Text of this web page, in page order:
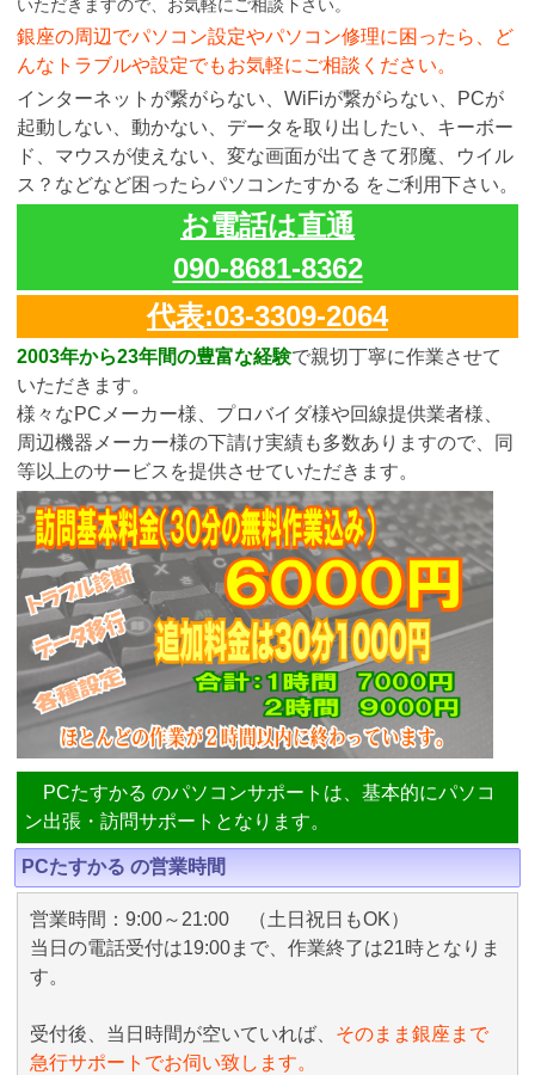
いただきますので、お気軽にご相談下さい。
銀座の周辺でパソコン設定やパソコン修理に困ったら、ど
んなトラブルや設定でもお気軽にご相談ください。
インターネットが繋がらない、WiFiが繋がらない、PCが
起動しない、動かない、データを取り出したい、キーボー
ド、マウスが使えない、変な画面が出てきて邪魔、ウイル
ス？などなど困ったらパソコンたすかる をご利用下さい。
お電話は直通
090-8681-8362
代表:03-3309-2064
2003年から23年間の豊富な経験で親切丁寧に作業させて
いただきます。
様々なPCメーカー様、プロバイダ様や回線提供業者様、
周辺機器メーカー様の下請け実績も多数ありますので、同
等以上のサービスを提供させていただきます。
PCたすかる のパソコンサポートは、基本的にパソコ
ン出張・訪問サポートとなります。
PCたすかる の営業時間
営業時間：9:00～21:00 （土日祝日もOK）
当日の電話受付は19:00まで、作業終了は21時となりま
す。
受付後、当日時間が空いていれば、 そのまま銀座まで
急行サポートでお伺い致します。